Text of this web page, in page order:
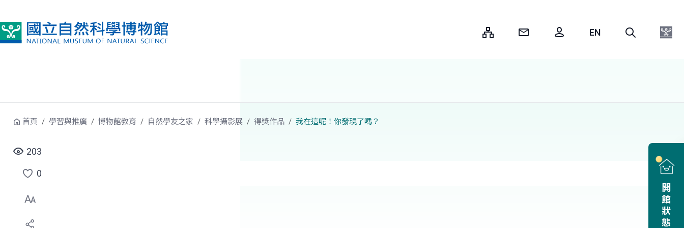
開館狀態
首頁 學習與推廣 博物館教育 自然學友之家 科學攝影展 得獎作品 我在這呢！你發現了嗎？
203
點
選
喜
0